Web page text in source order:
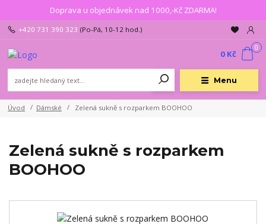
Doprava u objednávek nad 1000,-Kč ZDARMA!
Menu
+420 731 390 323 (Po-Pá, 10-12 hod.)
0
0 Kč
Úvod Dámské Zelená sukně s rozparkem BOOHOO
Zelená sukně s rozparkem
BOOHOO